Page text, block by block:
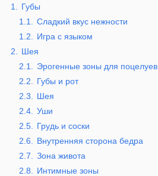
1.
Губы
1.1.
Сладкий вкус нежности
1.2.
Игра с языком
2.
Шея
2.1.
Эрогенные зоны для поцелуев
2.2.
Губы и рот
2.3.
Шея
2.4.
Уши
2.5.
Грудь и соски
2.6.
Внутренняя сторона бедра
2.7.
Зона живота
2.8.
Интимные зоны